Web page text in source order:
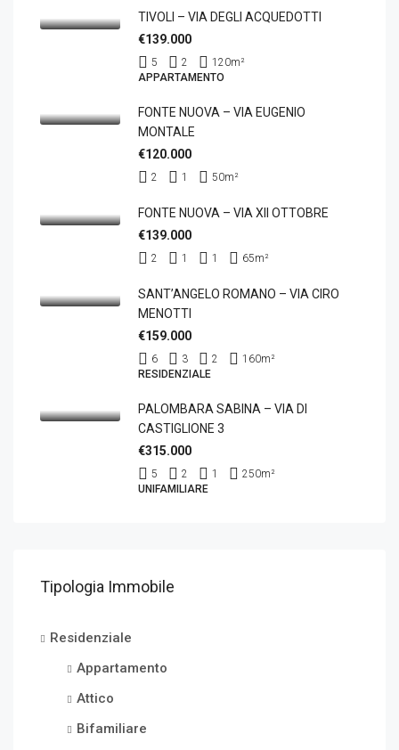
TIVOLI – VIA DEGLI ACQUEDOTTI
€139.000
5 2 120m²
APPARTAMENTO
FONTE NUOVA – VIA EUGENIO
MONTALE
€120.000
2 1 50m²
FONTE NUOVA – VIA XII OTTOBRE
€139.000
2 1 1 65m²
SANT’ANGELO ROMANO – VIA CIRO
MENOTTI
€159.000
6 3 2 160m²
RESIDENZIALE
PALOMBARA SABINA – VIA DI
CASTIGLIONE 3
€315.000
5 2 1 250m²
UNIFAMILIARE
Tipologia Immobile
Residenziale
Appartamento
Attico
Bifamiliare